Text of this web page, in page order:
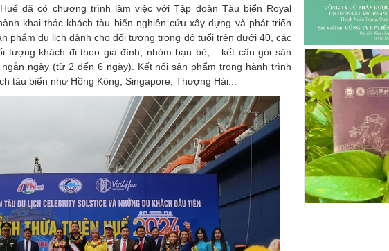
đã có chương trình làm việc với Tập đoàn Tàu biển Royal
khai thác khách tàu biển nghiên cứu xây dựng và phát triển
phẩm du lịch dành cho đối tượng trong độ tuổi trên dưới 40, các
tượng khách đi theo gia đình, nhóm bạn bè,... kết cấu gói sản
ngày (từ 2 đến 6 ngày). Kết nối sản phẩm trong hành trình
tàu biển như Hồng Kông, Singapore, Thượng Hải...